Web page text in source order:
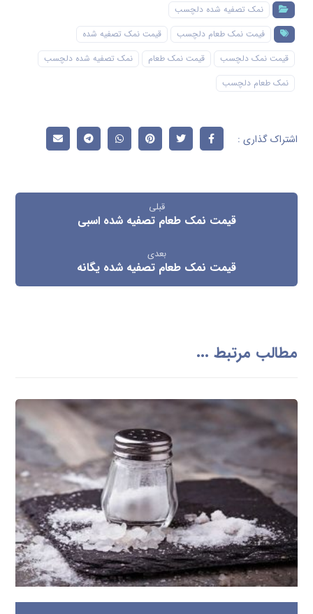
نمک تصفیه شده دلچسب
فیمت نمک طعام دلچسب
قیمت نمک تصفیه شده
قیمت نمک دلچسب
قیمت نمک طعام
نمک تصفیه شده دلچسب
نمک طعام دلچسب
قبلی
قیمت نمک طعام تصفیه شده اسبی
بعدی
قیمت نمک طعام تصفیه شده یگانه
مطالب مرتبط ...